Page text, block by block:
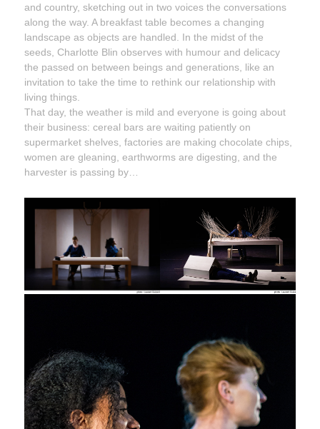
and country, sketching out in two voices the conversations
along the way. A breakfast table becomes a changing
landscape as objects are handled. In the midst of the
seeds, Charlotte Blin observes with humour and delicacy
the passed on between beings and generations, like an
invitation to take the time to rethink our relationship with
living things.
That day, the weather is mild and everyone is going about
their business: cereal bars are waiting patiently on
supermarket shelves, factories are making chocolate chips,
women are gleaning, earthworms are digesting, and the
harvester is passing by…